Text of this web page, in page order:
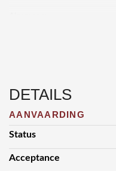
- Bronbemaling t.b.v. de tuin
- Betonnen doorlopende vloer
• Oplevering in overleg.
DETAILS
AANVAARDING
Status
Acceptance